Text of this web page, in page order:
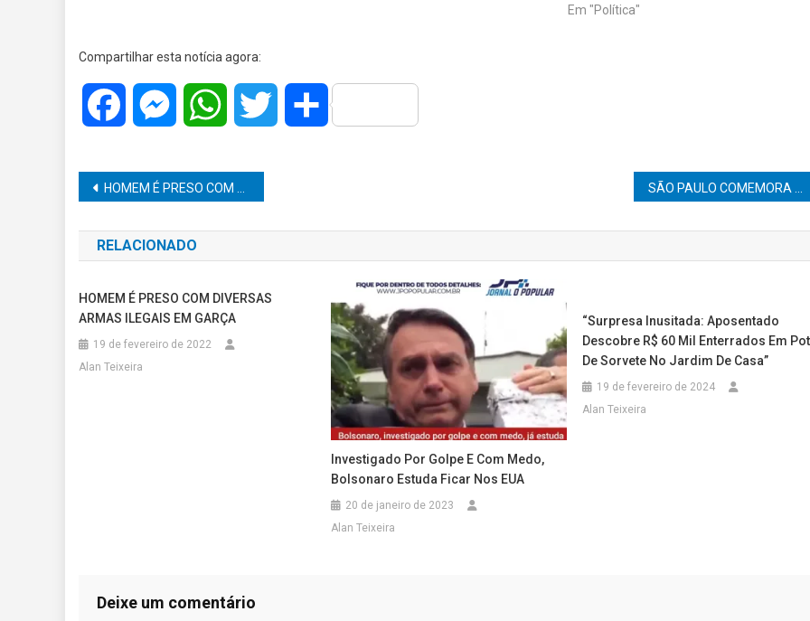
Em "Política"
Compartilhar esta notícia agora:
Facebook MessengerWhatsAppTwitter Share
Navegação
de
Post
HOMEM É PRESO COM ARMA ILEGAL EM TUPÃ
RELACIONADO
HOMEM É PRESO COM DIVERSAS
ARMAS ILEGAIS EM GARÇA
19 de fevereiro de 2022
Alan Teixeira
Investigado Por Golpe E Com Medo,
Bolsonaro Estuda Ficar Nos EUA
20 de janeiro de 2023
Alan Teixeira
“Surpresa Inusitada: Aposentado
Descobre R$ 60 Mil Enterrados Em
De Sorvete No Jardim De Casa”
19 de fevereiro de 2024
Alan Teixeira
Deixe um comentário